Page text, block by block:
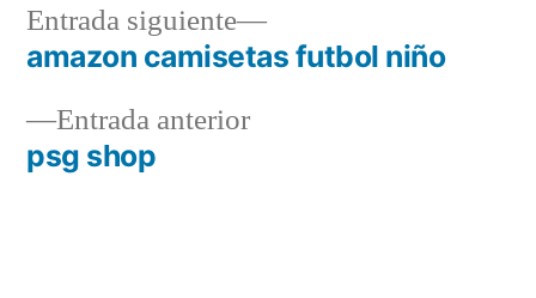
Navegación
de
entradas
Entrada anteriorEntrada
psg shop
Entrada siguiente
Entrada
siguiente:
amazon camisetas futbol niño